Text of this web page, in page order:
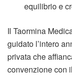
equilibrio e
Il Taormina
guidato l’intero
privata che
convenzione con